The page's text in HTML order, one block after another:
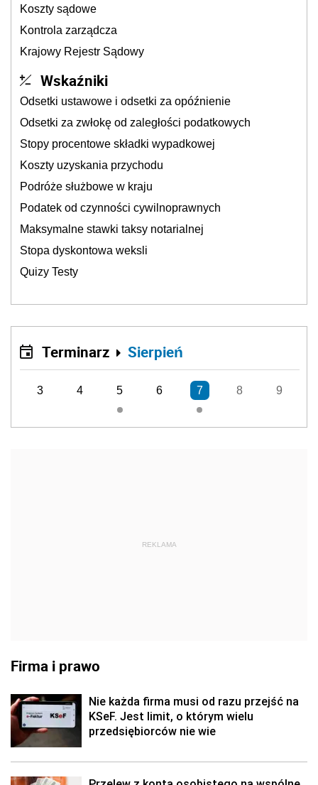
Koszty sądowe
Kontrola zarządcza
Krajowy Rejestr Sądowy
Wskaźniki
Odsetki ustawowe i odsetki za opóźnienie
Odsetki za zwłokę od zaległości podatkowych
Stopy procentowe składki wypadkowej
Koszty uzyskania przychodu
Podróże służbowe w kraju
Podatek od czynności cywilnoprawnych
Maksymalne stawki taksy notarialnej
Stopa dyskontowa weksli
Quizy Testy
Terminarz Sierpień
3 4 5 6 7 8 9
REKLAMA
Firma i prawo
Nie każda firma musi od razu przejść na
KSeF. Jest limit, o którym wielu
przedsiębiorców nie wie